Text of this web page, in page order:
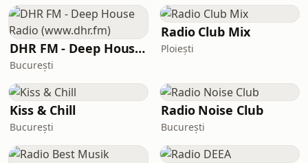
DHR FM - Deep House Radio (www.dhr.fm)
București
Radio Club Mix
Ploiești
Kiss & Chill
București
Radio Noise Club
București